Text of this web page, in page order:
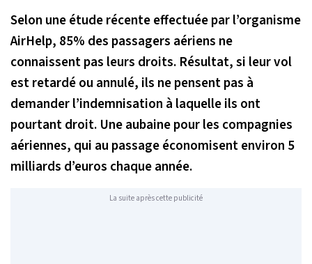
Selon une étude récente effectuée par l’organisme
AirHelp, 85% des passagers aériens ne
connaissent pas leurs droits. Résultat, si leur vol
est retardé ou annulé, ils ne pensent pas à
demander l’indemnisation à laquelle ils ont
pourtant droit. Une aubaine pour les compagnies
aériennes, qui au passage économisent environ 5
milliards d’euros chaque année.
La suite après cette publicité